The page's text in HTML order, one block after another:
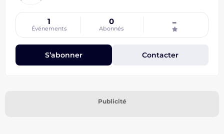
1
Événements
0
Abonnés
–
S’abonner Contacter
Publicité